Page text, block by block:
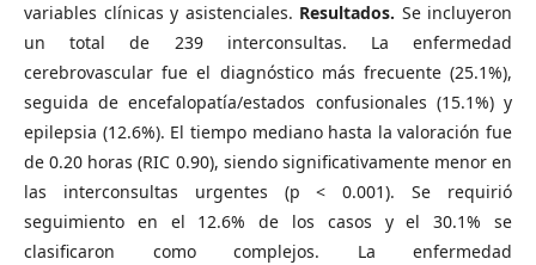
variables clínicas y asistenciales. Resultados. Se incluyeron
un total de 239 interconsultas. La enfermedad
cerebrovascular fue el diagnóstico más frecuente (25.1%),
seguida de encefalopatía/estados confusionales (15.1%) y
epilepsia (12.6%). El tiempo mediano hasta la valoración fue
de 0.20 horas (RIC 0.90), siendo significativamente menor en
las interconsultas urgentes (p < 0.001). Se requirió
seguimiento en el 12.6% de los casos y el 30.1% se
clasificaron como complejos. La enfermedad